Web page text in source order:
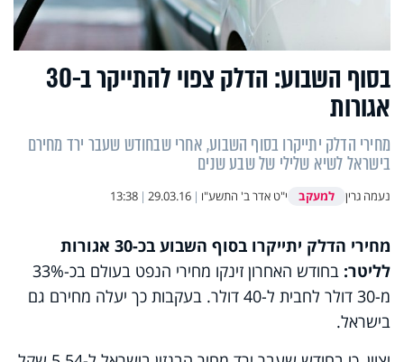
בסוף השבוע: הדלק צפוי להתייקר ב-30
אגורות
מחירי הדלק יתייקרו בסוף השבוע, אחרי שבחודש שעבר ירד מחירם
בישראל לשיא שלילי של שבע שנים
נעמה גרין למעקב י"ט אדר ב' התשע"ו |
29.03.16
|
13:38
מחירי הדלק יתייקרו בסוף השבוע בכ-30 אגורות
לליטר:
בחודש האחרון זינקו מחירי הנפט בעולם בכ-33%
מ-30 דולר לחבית ל-40 דולר. בעקבות כך יעלה מחירם גם
בישראל.